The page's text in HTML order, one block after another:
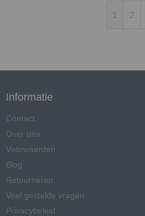
1 2
Informatie
Contact
Over ons
Voorwaarden
Blog
Retourneren
Veel gestelde vragen
Privacybeleid